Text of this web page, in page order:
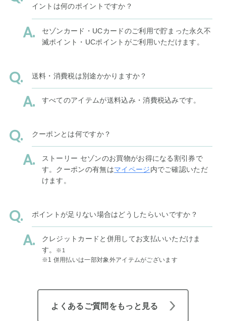
イントは何のポイントですか？
セゾンカード・UCカードのご利用で貯まった永久不
滅ポイント・UCポイントがご利用いただけます。
送料・消費税は別途かかりますか？
すべてのアイテムが送料込み・消費税込みです。
クーポンとは何ですか？
ストーリー セゾンのお買物がお得になる割引券で
す。クーポンの有無はマイページ内でご確認いただ
けます。
ポイントが足りない場合はどうしたらいいですか？
クレジットカードと併用してお支払いいただけま
す。
※1
※1 併用払いは一部対象外アイテムがございます
よくあるご質問をもっと見る